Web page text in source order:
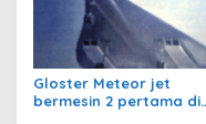
Gloster Meteor jet
bermesin 2 pertama di